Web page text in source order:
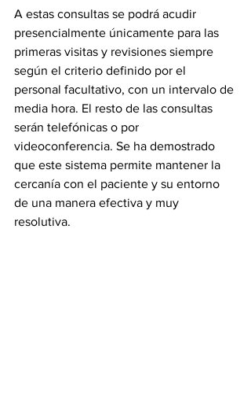
A estas consultas se podrá acudir
presencialmente únicamente para las
primeras visitas y revisiones siempre
según el criterio definido por el
personal facultativo, con un intervalo de
media hora. El resto de las consultas
serán telefónicas o por
videoconferencia. Se ha demostrado
que este sistema permite mantener la
cercanía con el paciente y su entorno
de una manera efectiva y muy
resolutiva.